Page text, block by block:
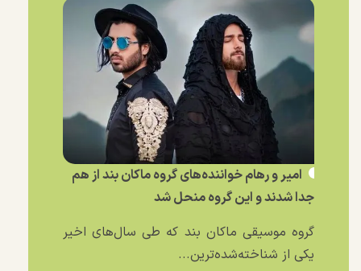
امیر و رهام خواننده‌های گروه ماکان بند از هم
جدا شدند و این گروه منحل شد
گروه موسیقی ماکان بند که طی سال‌های اخیر
یکی از شناخته‌شده‌ترین...